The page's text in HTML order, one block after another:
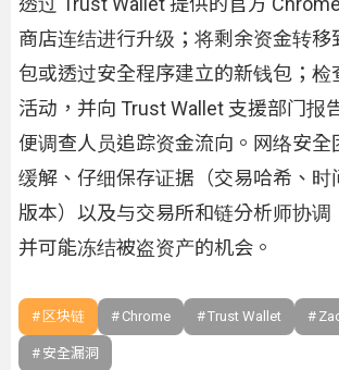
商店连结进行升级；将剩余资金转移
包或透过安全程序建立的新钱包；检
活动，并向 Trust Wallet 支援部门报
便调查人员追踪资金流向。网络安全
缓解、仔细保存证据（交易哈希、时
版本）以及与交易所和链分析师协调
并可能冻结被盗资产的机会。
区块链 Chrome Trust Wallet
安全漏洞